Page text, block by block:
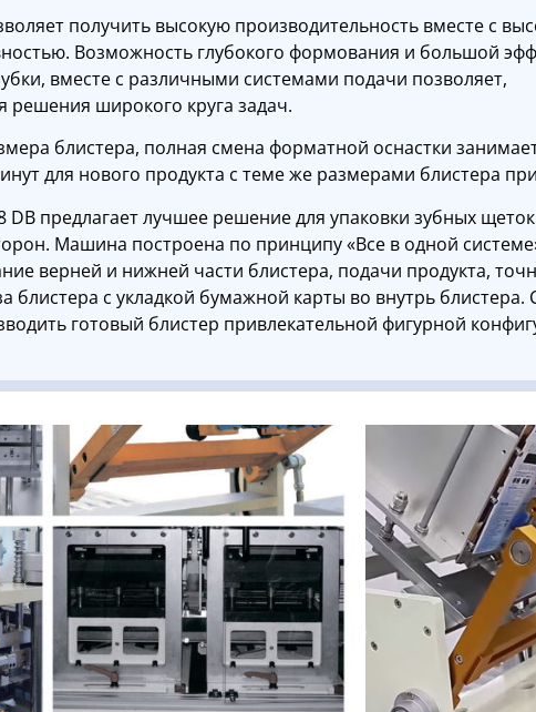
получить высокую производительность вместе с
Возможность глубокого формования и большой
вместе с различными системами подачи позволяет,
решения широкого круга задач.
блистера, полная смена форматной оснастки
для нового продукта с теме же размерами блистера
предлагает лучшее решение для упаковки зубных щеток
Машина построена по принципу «Все в одной
верней и нижней части блистера, подачи продукта,
блистера с укладкой бумажной карты во внутрь блистера.
готовый блистер привлекательной фигурной